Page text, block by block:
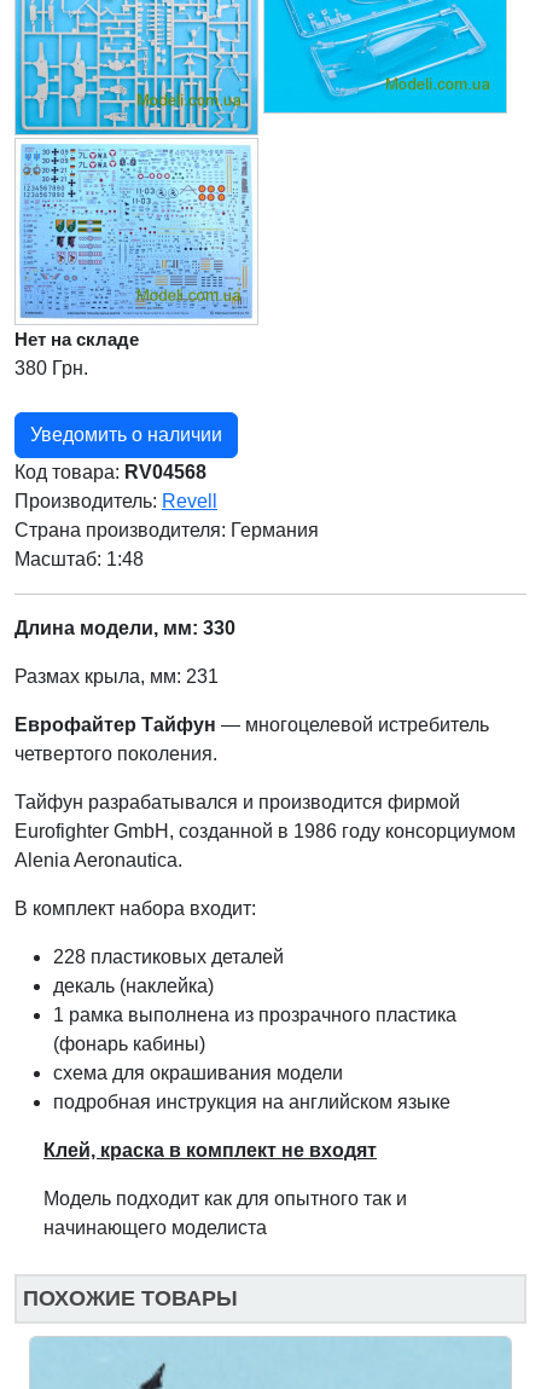
Нет на складе
380 Грн.
Уведомить о наличии
Код товара: RV04568
Производитель: Revell
Страна производителя: Германия
Масштаб: 1:48
Длина модели, мм: 330
Размах крыла, мм: 231
Еврофайтер Тайфун — многоцелевой истребитель
четвертого поколения.
Тайфун разрабатывался и производится фирмой
Eurofighter GmbH, созданной в 1986 году консорциумом
Alenia Aeronautica.
В комплект набора входит:
228 пластиковых деталей
декаль (наклейка)
1 рамка выполнена из прозрачного пластика
(фонарь кабины)
схема для окрашивания модели
подробная инструкция на английском языке
Клей, краска в комплект не входят
Модель подходит как для опытного так и
начинающего моделиста
ПОХОЖИЕ ТОВАРЫ